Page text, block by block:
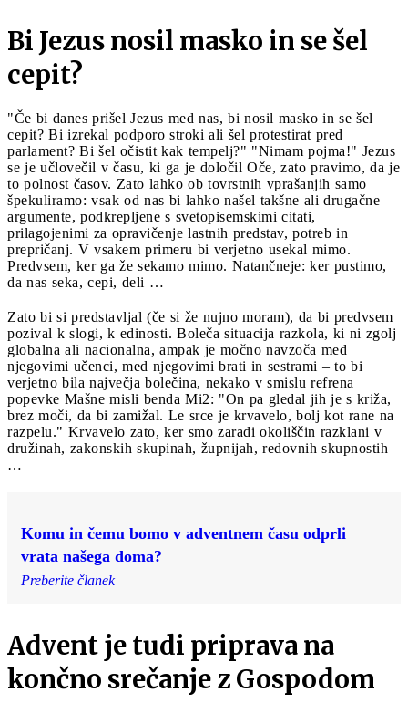
Bi Jezus nosil masko in se šel
cepit?
"Če bi danes prišel Jezus med nas, bi nosil masko in se šel
cepit? Bi izrekal podporo stroki ali šel protestirat pred
parlament? Bi šel očistit kak tempelj?" "Nimam pojma!" Jezus
se je učlovečil v času, ki ga je določil Oče, zato pravimo, da je
to polnost časov. Zato lahko ob tovrstnih vprašanjih samo
špekuliramo: vsak od nas bi lahko našel takšne ali drugačne
argumente, podkrepljene s svetopisemskimi citati,
prilagojenimi za opravičenje lastnih predstav, potreb in
prepričanj. V vsakem primeru bi verjetno usekal mimo.
Predvsem, ker ga že sekamo mimo. Natančneje: ker pustimo,
da nas seka, cepi, deli …
Zato bi si predstavljal (če si že nujno moram), da bi predvsem
pozival k slogi, k edinosti. Boleča situacija razkola, ki ni zgolj
globalna ali nacionalna, ampak je močno navzoča med
njegovimi učenci, med njegovimi brati in sestrami – to bi
verjetno bila največja bolečina, nekako v smislu refrena
popevke Mašne misli benda Mi2: "On pa gledal jih je s križa,
brez moči, da bi zamižal. Le srce je krvavelo, bolj kot rane na
razpelu." Krvavelo zato, ker smo zaradi okoliščin razklani v
družinah, zakonskih skupinah, župnijah, redovnih skupnostih
…
Komu in čemu bomo v adventnem času odprli
vrata našega doma?
Preberite članek
Advent je tudi priprava na
končno srečanje z Gospodom